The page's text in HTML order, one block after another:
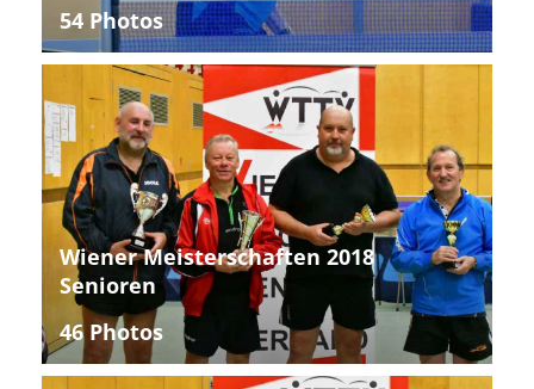
54 Photos
Wiener Meisterschaften 2018
Senioren
46 Photos